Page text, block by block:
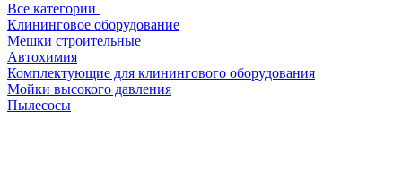
Все категории
Клининговое оборудование
Мешки строительные
Автохимия
Комплектующие для клинингового оборудования
Мойки высокого давления
Пылесосы